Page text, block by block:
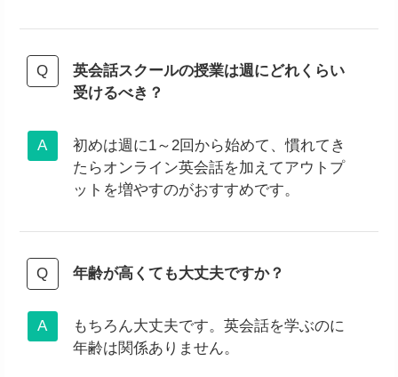
英会話スクールの授業は週にどれくらい
受けるべき？
初めは週に1～2回から始めて、慣れてき
たらオンライン英会話を加えてアウトプ
ットを増やすのがおすすめです。
年齢が高くても大丈夫ですか？
もちろん大丈夫です。英会話を学ぶのに
年齢は関係ありません。